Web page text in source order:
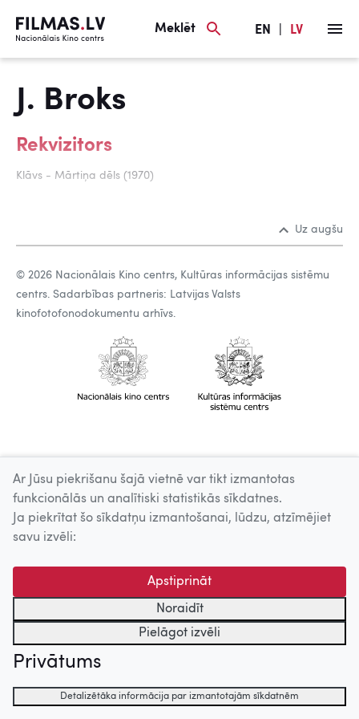
Meklēt EN LV
J. Broks
Rekvizitors
Klāvs - Mārtiņa dēls (1970)
Uz augšu
© 2026 Nacionālais Kino centrs, Kultūras informācijas sistēmu
centrs. Sadarbības partneris: Latvijas Valsts
kinofotofonodokumentu arhīvs.
Ar Jūsu piekrišanu šajā vietnē var tikt izmantotas
funkcionālās un analītiski statistikās sīkdatnes.
Ja piekrītat šo sīkdatņu izmantošanai, lūdzu, atzīmējiet
savu izvēli:
Apstiprināt
Noraidīt
Pielāgot izvēli
Privātums
Detalizētāka informācija par izmantotajām sīkdatnēm